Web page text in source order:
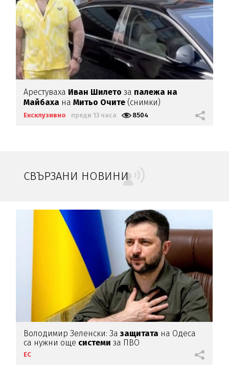
Арестуваха Иван Шилетоза палежа на
Майбаха наМитьо Очите (снимки)
Ексклузивно преди 13 часа 8504
СВЪРЗАНИ НОВИНИ
Володимир Зеленски: Зазащитата на Одеса
са нужни още системи за ПВО
ЕС